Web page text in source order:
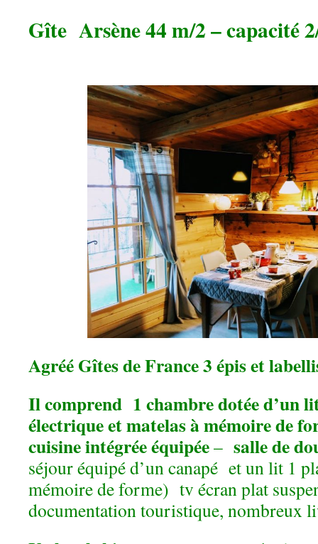
Gîte Arsène44 m/2 – capacité
Agréé Gîtes de France 3 épis et
Il comprend 1 chambre dotée d’un
électrique et matelas à mémoire de
cuisine intégrée équipée– salle de
séjour équipé d’un canapé et un lit 1
mémoire de forme) tv écran plat
documentation touristique, nombreux